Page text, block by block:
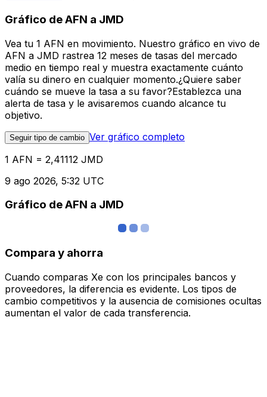
Gráfico de AFN a JMD
Vea tu 1 AFN en movimiento. Nuestro gráfico en vivo de
AFN a JMD rastrea 12 meses de tasas del mercado
medio en tiempo real y muestra exactamente cuánto
valía su dinero en cualquier momento.¿Quiere saber
cuándo se mueve la tasa a su favor?Establezca una
alerta de tasa y le avisaremos cuando alcance tu
objetivo.
Seguir tipo de cambio Ver gráfico completo
1 AFN = 2,41112 JMD
9 ago 2026, 5:32 UTC
Gráfico de AFN a JMD
Compara y ahorra
Cuando comparas Xe con los principales bancos y
proveedores, la diferencia es evidente. Los tipos de
cambio competitivos y la ausencia de comisiones ocultas
aumentan el valor de cada transferencia.